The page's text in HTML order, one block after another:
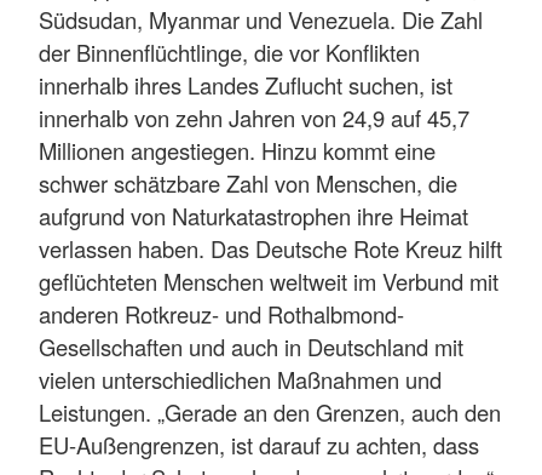
Südsudan, Myanmar und Venezuela. Die Zahl
der Binnenflüchtlinge, die vor Konflikten
innerhalb ihres Landes Zuflucht suchen, ist
innerhalb von zehn Jahren von 24,9 auf 45,7
Millionen angestiegen. Hinzu kommt eine
schwer schätzbare Zahl von Menschen, die
aufgrund von Naturkatastrophen ihre Heimat
verlassen haben. Das Deutsche Rote Kreuz hilft
geflüchteten Menschen weltweit im Verbund mit
anderen Rotkreuz- und Rothalbmond-
Gesellschaften und auch in Deutschland mit
vielen unterschiedlichen Maßnahmen und
Leistungen. „Gerade an den Grenzen, auch den
EU-Außengrenzen, ist darauf zu achten, dass